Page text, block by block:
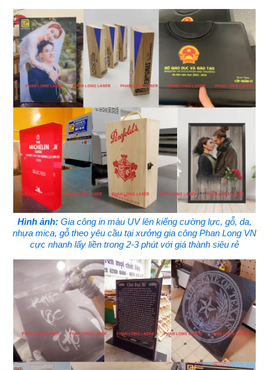
Hình ảnh: Gia công in màu UV lên kiếng cường lực, gỗ, da,
nhựa mica, gỗ theo yêu cầu tại xưởng gia công Phan Long VN
cực nhanh lấy liền trong 2-3 phút với giá thành siêu rẻ